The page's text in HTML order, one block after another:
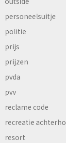
personeelsuitje
politie
prijs
prijzen
pvda
pvv
reclame code
recreatie
resort